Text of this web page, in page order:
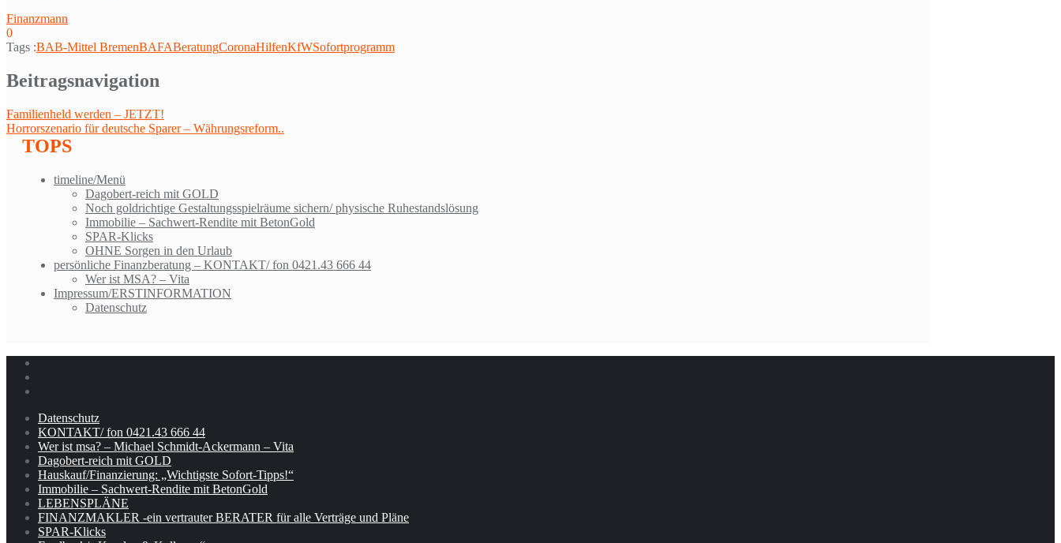
Finanzmann
0
Tags :BAB-Mittel BremenBAFABeratungCoronaHilfenKfWSofortprogramm
Beitragsnavigation
Familienheld werden – JETZT!
Horrorszenario für deutsche Sparer – Währungsreform..
TOPS
timeline/Menü
Dagobert-reich mit GOLD
Noch goldrichtige Gestaltungsspielräume sichern/ physische Ruhestandslösung
Immobilie – Sachwert-Rendite mit BetonGold
SPAR-Klicks
OHNE Sorgen in den Urlaub
persönliche Finanzberatung – KONTAKT/ fon 0421.43 666 44
Wer ist MSA? – Vita
Impressum/ERSTINFORMATION
Datenschutz
Datenschutz
KONTAKT/ fon 0421.43 666 44
Wer ist msa? – Michael Schmidt-Ackermann – Vita
Dagobert-reich mit GOLD
Hauskauf/Finanzierung: „Wichtigste Sofort-Tipps!“
Immobilie – Sachwert-Rendite mit BetonGold
LEBENSPLÄNE
FINANZMAKLER -ein vertrauter BERATER für alle Verträge und Pläne
SPAR-Klicks